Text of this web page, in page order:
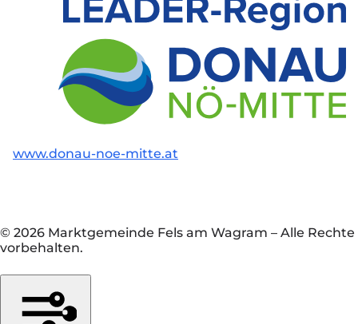
www.donau-noe-mitte.at
© 2026 Marktgemeinde Fels am Wagram – Alle Rechte
vorbehalten.